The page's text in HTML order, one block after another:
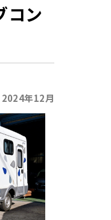
コン
2024年12月